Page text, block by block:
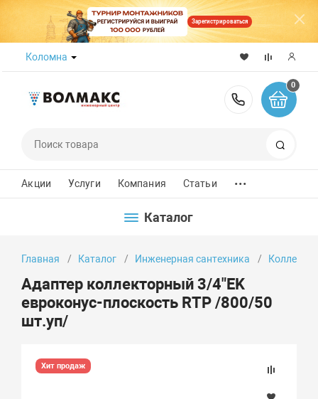
Зарегистрироваться
Коломна
8 (800)
0
Акции Услуги Компания Статьи ...
Каталог
Главная Каталог Инженерная сантехника
Адаптер коллекторный 3/4"EK
евроконус-плоскость RTP /800/50
шт.уп/
Хит продаж